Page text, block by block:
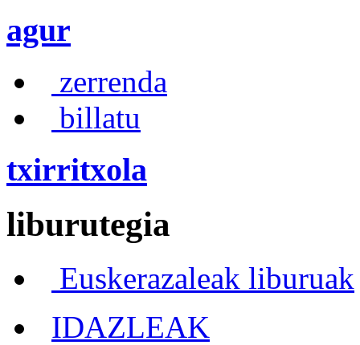
agur
zerrenda
billatu
txirritxola
liburutegia
Euskerazaleak liburuak
IDAZLEAK